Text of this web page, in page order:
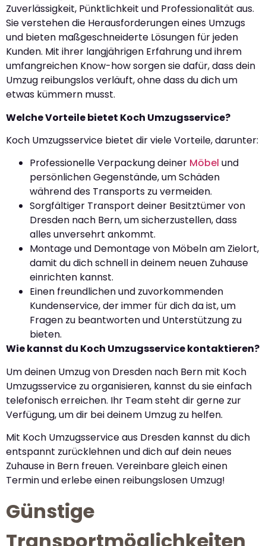
Zuverlässigkeit, Pünktlichkeit und Professionalität aus.
Sie verstehen die Herausforderungen eines Umzugs
und bieten maßgeschneiderte Lösungen für jeden
Kunden. Mit ihrer langjährigen Erfahrung und ihrem
umfangreichen Know-how sorgen sie dafür, dass dein
Umzug reibungslos verläuft, ohne dass du dich um
etwas kümmern musst.
Welche Vorteile bietet Koch Umzugsservice?
Koch Umzugsservice bietet dir viele Vorteile, darunter:
Professionelle Verpackung deiner Möbel und
persönlichen Gegenstände, um Schäden
während des Transports zu vermeiden.
Sorgfältiger Transport deiner Besitztümer von
Dresden nach Bern, um sicherzustellen, dass
alles unversehrt ankommt.
Montage und Demontage von Möbeln am Zielort,
damit du dich schnell in deinem neuen Zuhause
einrichten kannst.
Einen freundlichen und zuvorkommenden
Kundenservice, der immer für dich da ist, um
Fragen zu beantworten und Unterstützung zu
bieten.
Wie kannst du Koch Umzugsservice kontaktieren?
Um deinen Umzug von Dresden nach Bern mit Koch
Umzugsservice zu organisieren, kannst du sie einfach
telefonisch erreichen. Ihr Team steht dir gerne zur
Verfügung, um dir bei deinem Umzug zu helfen.
Mit Koch Umzugsservice aus Dresden kannst du dich
entspannt zurücklehnen und dich auf dein neues
Zuhause in Bern freuen. Vereinbare gleich einen
Termin und erlebe einen reibungslosen Umzug!
Günstige